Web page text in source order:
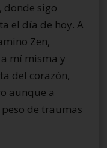
donde sigo
el día de hoy. A
Zen,
mí misma y
del corazón,
aunque a
de traumas